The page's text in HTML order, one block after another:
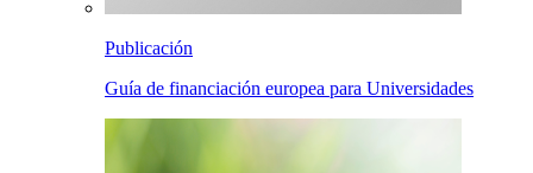
Publicación
Guía de financiación europea para Universidades